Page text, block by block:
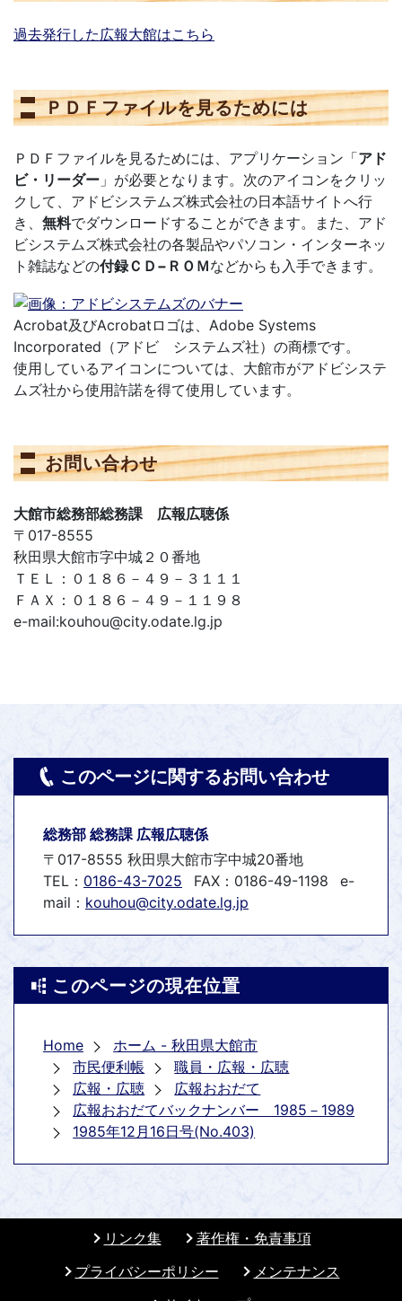
過去発行した広報大館はこちら
ＰＤＦファイルを見るためには
ＰＤＦファイルを見るためには、アプリケーション「アド
ビ・リーダー 」が必要となります。次のアイコンをクリッ
クして、アドビシステムズ株式会社の日本語サイトへ行
き、 無料でダウンロードすることができます。また、アド
ビシステムズ株式会社の各製品やパソコン・インターネッ
ト雑誌などの付録ＣＤ−ＲＯＭなどからも入手できます。
Acrobat及びAcrobatロゴは、Adobe Systems
Incorporated（アドビ システムズ社）の商標です。
使用しているアイコンについては、大館市がアドビシステ
ムズ社から使用許諾を得て使用しています。
お問い合わせ
大館市総務部総務課 広報広聴係
〒017-8555
秋田県大館市字中城２０番地
ＴＥＬ：０１８６－４９－３１１１
ＦＡＸ：０１８６－４９－１１９８
e-mail:kouhou@city.odate.lg.jp
このページに関するお問い合わせ
総務部 総務課 広報広聴係
〒017-8555 秋田県大館市字中城20番地
TEL： 0186-43-7025 FAX：0186-49-1198
e-
mail： kouhou@city.odate.lg.jp
このページの現在位置
Home
ホーム - 秋田県大館市
市民便利帳
職員・広報・広聴
広報・広聴
広報おおだて
広報おおだてバックナンバー 1985－1989
1985年12月16日号(No.403)
リンク集
著作権・免責事項
プライバシーポリシー
メンテナンス